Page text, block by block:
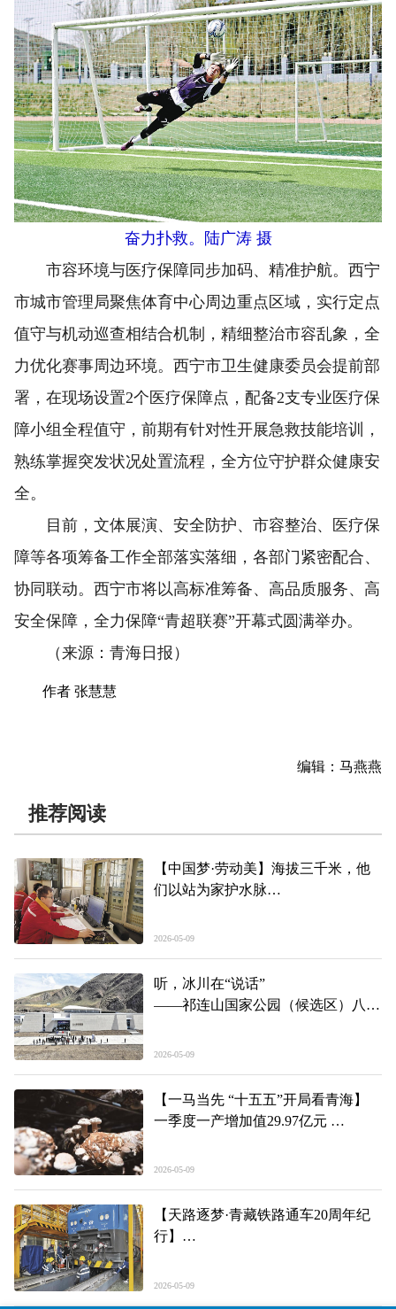
奋力扑救。陆广涛 摄
市容环境与医疗保障同步加码、精准护航。西宁
市城市管理局聚焦体育中心周边重点区域，实行定点
值守与机动巡查相结合机制，精细整治市容乱象，全
力优化赛事周边环境。西宁市卫生健康委员会提前部
署，在现场设置2个医疗保障点，配备2支专业医疗保
障小组全程值守，前期有针对性开展急救技能培训，
熟练掌握突发状况处置流程，全方位守护群众健康安
全。
目前，文体展演、安全防护、市容整治、医疗保
障等各项筹备工作全部落实落细，各部门紧密配合、
协同联动。西宁市将以高标准筹备、高品质服务、高
安全保障，全力保障“青超联赛”开幕式圆满举办。
（来源：青海日报）
作者 张慧慧
编辑：马燕燕
推荐阅读
【中国梦·劳动美】海拔三千米，他
们以站为家护水脉
奖集体、青海省引大济湟工程综合开
2026-05-09
听，冰川在“说话”
——祁连山国家公园（候选区）八一
2026-05-09
【一马当先 “十五五”开局看青海】
一季度一产增加值29.97亿元
2026-05-09
【天路逐梦·青藏铁路通车20周年纪
行】
2026-05-09